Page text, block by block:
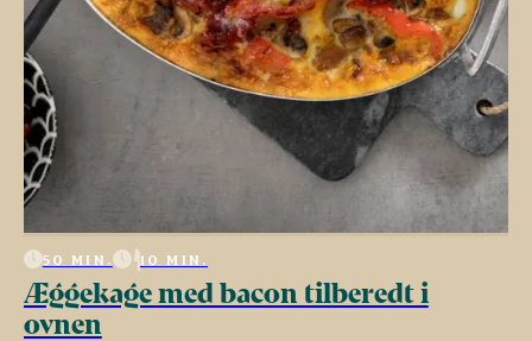
50 MIN. 10 MIN.
Æggekage med bacon tilberedt i
ovnen